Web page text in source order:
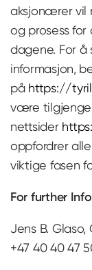
aksjonærer vil
og prosess
dagene. For å
informasjon,
på https://
være
nettsider
oppfordrer
viktige fasen
For further
Jens B. Glaso,
+47 40 40 47